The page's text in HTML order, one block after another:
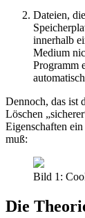
Dateien,
innerhalb
Medium
Programm
Dennoch, das ist
Löschen
Eigenschaften
muß:
Bild 1:
Die